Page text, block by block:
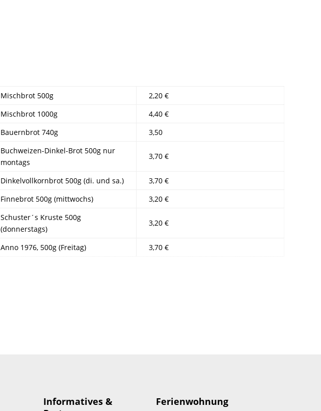
Mischbrot 500g
2,20 €
Mischbrot 1000g
4,40 €
Bauernbrot 740g
3,50
Buchweizen-Dinkel-Brot 500g nur
montags
3,70 €
Dinkelvollkornbrot 500g (di. und sa.)
3,70 €
Finnebrot 500g (mittwochs)
3,20 €
Schuster´s Kruste 500g
(donnerstags)
3,20 €
Anno 1976, 500g (Freitag) 3,70 €
Informatives &
Ferienwohnung